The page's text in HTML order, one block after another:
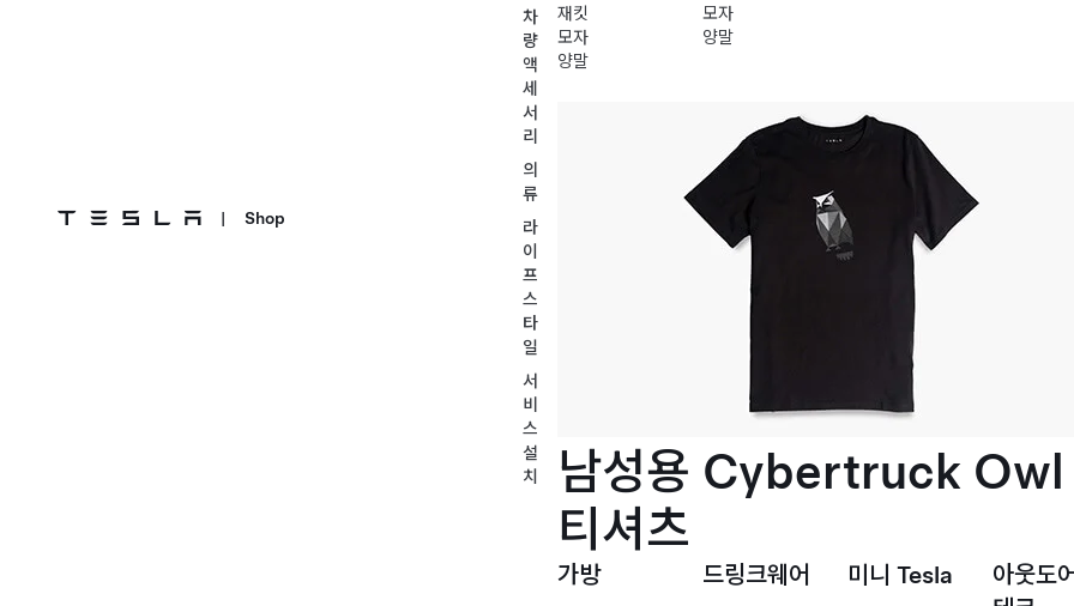
| Shop
차
량
액
세
서
리
의
류
라
이
프
스
타
일
서
비
스
설
치
재킷
모자
양말
모자
양말
남성용 Cybertruck Owl
티셔츠
가방 드링크웨어 미니 Tesla
아웃도